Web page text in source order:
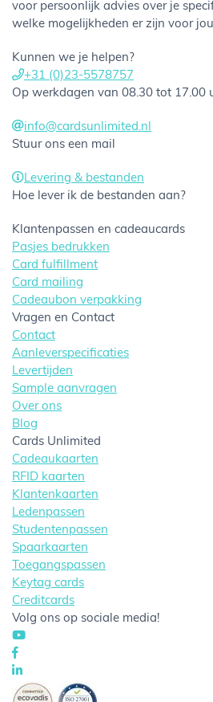
voor persoonlijk advies over je
welke mogelijkheden er zijn voor
Kunnen we je helpen?
+31 (0)23-5578757
Op werkdagen van 08.30 tot 17.00
info@cardsunlimited.nl
Stuur ons een mail
Levering & bestanden
Hoe lever ik de bestanden aan?
Klantenpassen en cadeaucards
Pasjes bedrukken
Card fulfillment
Card mailing
Cadeaubon verpakking
Vragen en Contact
Contact
Aanleverspecificaties
Levertijden
Sample aanvragen
Over ons
Blog
Cards Unlimited
Cadeaukaarten
RFID kaarten
Klantenkaarten
Ledenpassen
Studentenpassen
Spaarkaarten
Toegangspassen
Keytag cards
Creditcards
Volg ons op sociale media!